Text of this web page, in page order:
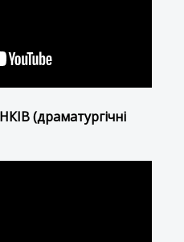
(драматургічні